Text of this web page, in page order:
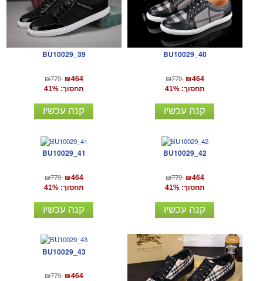
BU10029_39
₪779 ₪464
תחסוך: 41%
קנה עכשיו
BU10029_40
₪779 ₪464
תחסוך: 41%
קנה עכשיו
BU10029_41
₪779 ₪464
תחסוך: 41%
קנה עכשיו
BU10029_42
₪779 ₪464
תחסוך: 41%
קנה עכשיו
BU10029_43
₪779 ₪464